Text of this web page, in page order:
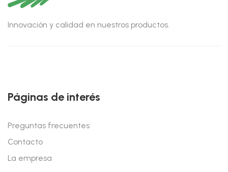
Innovación y calidad en nuestros productos.
Páginas de interés
Preguntas frecuentes
Contacto
La empresa